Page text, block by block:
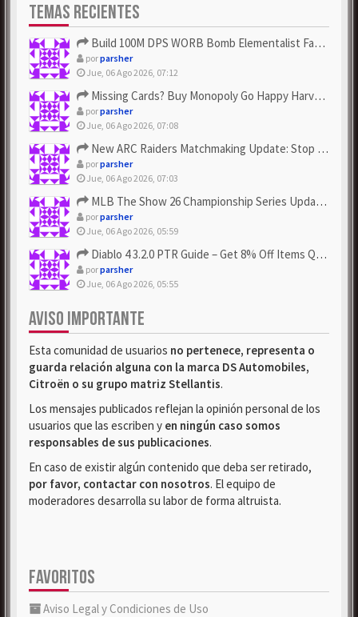
TEMAS RECIENTES
Build 100M DPS WORB Bomb Elementalist Fast - Grab POE Curren...
porparsher
Jue, 06 Ago 2026, 07:12
Missing Cards? Buy Monopoly Go Happy Harvest with Looney Tun...
porparsher
Jue, 06 Ago 2026, 07:08
New ARC Raiders Matchmaking Update: Stop Failed - Grab Bluep...
porparsher
Jue, 06 Ago 2026, 07:03
MLB The Show 26 Championship Series Update! Get Cheap & ...
porparsher
Jue, 06 Ago 2026, 05:59
Diablo 4 3.2.0 PTR Guide – Get 8% Off Items Quickly to Test ...
porparsher
Jue, 06 Ago 2026, 05:55
AVISO IMPORTANTE
Esta comunidad de usuarios no pertenece, representa o
guarda relación alguna con la marca DS Automobiles,
Citroën o su grupo matriz Stellantis.
Los mensajes publicados reflejan la opinión personal de los
usuarios que las escriben y en ningún caso somos
responsables de sus publicaciones.
En caso de existir algún contenido que deba ser retirado,
por favor, contactar con nosotros. El equipo de
moderadores desarrolla su labor de forma altruista.
FAVORITOS
Aviso Legal y Condiciones de Uso